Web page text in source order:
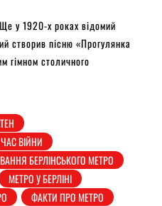
у 1920-х роках відомий
створив пісню «Прогулянка
гімном столичного
ВІЙНИ
БЕРЛІНСЬКОГО МЕТРО
МЕТРО У БЕРЛІНІ
ФАКТИ ПРО МЕТРО